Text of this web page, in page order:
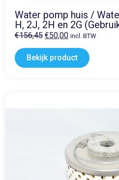
Water pomp huis /
H, 2J, 2H en 2G
€156,45 €50,00 incl. BTW
Bekijk product